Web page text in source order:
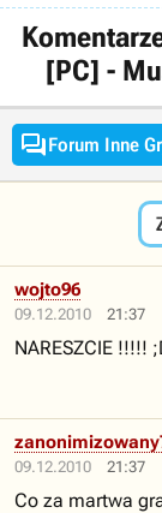
[PC] -
Forum Inne
09.12.2010 21:37
wojto96
NARESZCIE !!!!!
09.12.2010 21:37
Co za martwa